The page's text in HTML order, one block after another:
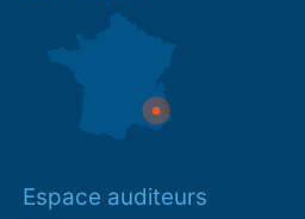
Espace auditeurs